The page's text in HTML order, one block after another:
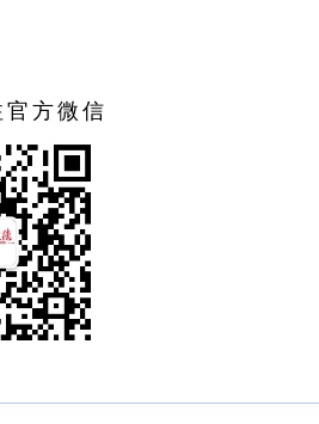
方微信